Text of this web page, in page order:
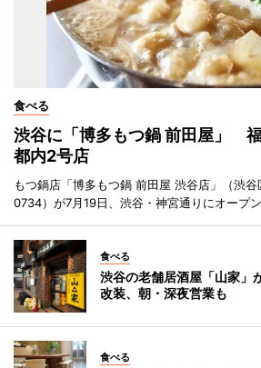
食べる
渋谷に「博多もつ鍋 前田屋」
都内2号店
もつ鍋店「博多もつ鍋 前田屋 渋谷店」（渋
0734）が7月19日、渋谷・神宮通りにオープン
食べる
渋谷の老舗居酒屋「山家
改装、朝・深夜営業も
食べる